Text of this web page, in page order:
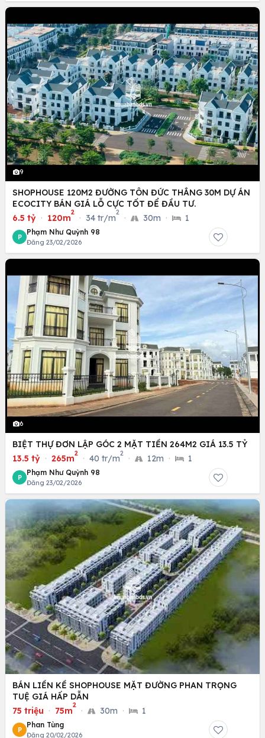
9
SHOPHOUSE 120M2 ĐƯỜNG TÔN ĐỨC THẮNG 30M DỰ ÁN
ECOCITY BÁN GIÁ LỖ CỰC TỐT ĐỂ ĐẦU TƯ.
6.5 tỷ · 120m
2
· 34 tr/m
2
· 30m · 1
P
Phạm Như Quỳnh 98
Đăng 23/02/2026
6
BIỆT THỰ ĐƠN LẬP GÓC 2 MẶT TIỀN 264M2 GIÁ 13.5 TỶ
13.5 tỷ · 265m
2
· 40 tr/m
2
· 12m · 1
P
Phạm Như Quỳnh 98
Đăng 23/02/2026
BÁN LIỀN KỀ SHOPHOUSE MẶT ĐƯỜNG PHAN TRỌNG
TUỆ GIÁ HẤP DẪN
75 triệu · 75m
2
· 30m · 1
P
Phan Tùng
Đăng 20/02/2026